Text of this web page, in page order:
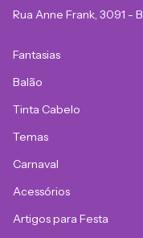
Rua Anne Frank, 3091 -
Fantasias
Balão
Tinta Cabelo
Temas
Carnaval
Acessórios
Artigos para Festa